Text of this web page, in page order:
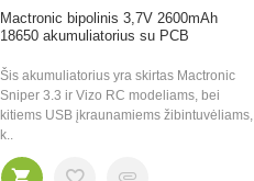
Mactronic bipolinis 3,7V 2600mAh
18650 akumuliatorius su PCB
Šis akumuliatorius yra skirtas Mactronic
Sniper 3.3 ir Vizo RC modeliams, bei
kitiems USB įkraunamiems žibintuvėliams,
k..